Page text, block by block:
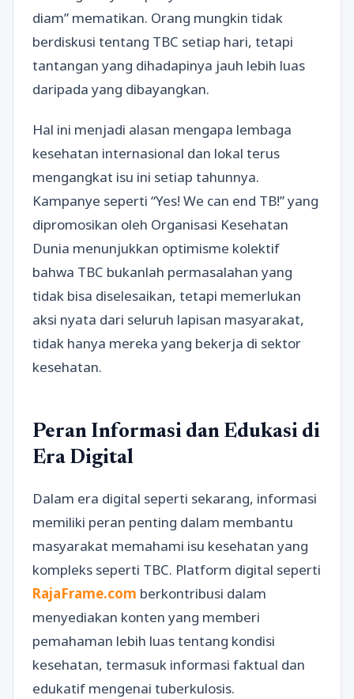
diam” mematikan. Orang mungkin tidak
berdiskusi tentang TBC setiap hari, tetapi
tantangan yang dihadapinya jauh lebih luas
daripada yang dibayangkan.
Hal ini menjadi alasan mengapa lembaga
kesehatan internasional dan lokal terus
mengangkat isu ini setiap tahunnya.
Kampanye seperti “Yes! We can end TB!” yang
dipromosikan oleh Organisasi Kesehatan
Dunia menunjukkan optimisme kolektif
bahwa TBC bukanlah permasalahan yang
tidak bisa diselesaikan, tetapi memerlukan
aksi nyata dari seluruh lapisan masyarakat,
tidak hanya mereka yang bekerja di sektor
kesehatan.
Peran Informasi dan Edukasi di
Era Digital
Dalam era digital seperti sekarang, informasi
memiliki peran penting dalam membantu
masyarakat memahami isu kesehatan yang
kompleks seperti TBC. Platform digital seperti
RajaFrame.com berkontribusi dalam
menyediakan konten yang memberi
pemahaman lebih luas tentang kondisi
kesehatan, termasuk informasi faktual dan
edukatif mengenai tuberkulosis.